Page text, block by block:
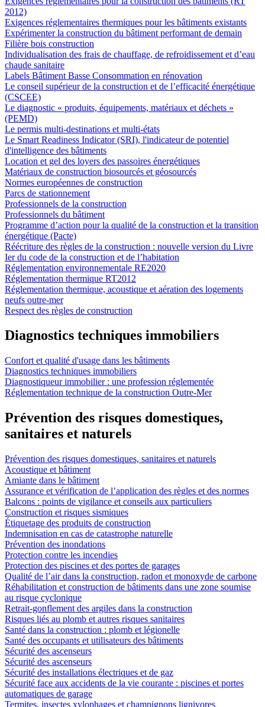
2012)
Exigences réglementaires thermiques pour les bâtiments existants
Expérimenter la construction du bâtiment performant de demain
Filière bois construction
Individualisation des frais de chauffage, de refroidissement et d’eau
chaude sanitaire
Labels Bâtiment Basse Consommation en rénovation
Le conseil supérieur de la construction et de l’efficacité énergétique
(CSCEE)
Le diagnostic « produits, équipements, matériaux et déchets »
(PEMD)
Le permis multi-destinations et multi-états
Le Smart Readiness Indicator (SRI), l'indicateur de potentiel
d'intelligence des bâtiments
Location et gel des loyers des passoires énergétiques
Matériaux de construction biosourcés et géosourcés
Normes européennes de construction
Parcs de stationnement
Professionnels de la construction
Professionnels du bâtiment
Programme d’action pour la qualité de la construction et la transition
énergétique (Pacte)
Réécriture des règles de la construction : nouvelle version du Livre
Ier du code de la construction et de l’habitation
Réglementation environnementale RE2020
Réglementation thermique RT2012
Réglementation thermique, acoustique et aération des logements
neufs outre-mer
Respect des règles de construction
Diagnostics techniques immobiliers
Confort et qualité d'usage dans les bâtiments
Diagnostics techniques immobiliers
Diagnostiqueur immobilier : une profession réglementée
Réglementation technique de la construction Outre-Mer
Prévention des risques domestiques,
sanitaires et naturels
Prévention des risques domestiques, sanitaires et naturels
Acoustique et bâtiment
Amiante dans le bâtiment
Assurance et vérification de l’application des règles et des normes
Balcons : points de vigilance et conseils aux particuliers
Construction et risques sismiques
Étiquetage des produits de construction
Indemnisation en cas de catastrophe naturelle
Prévention des inondations
Protection contre les incendies
Protection des piscines et des portes de garages
Qualité de l’air dans la construction, radon et monoxyde de carbone
Réhabilitation et construction de bâtiments dans une zone soumise
au risque cyclonique
Retrait-gonflement des argiles dans la construction
Risques liés au plomb et autres risques sanitaires
Santé dans la construction : plomb et légionelle
Santé des occupants et utilisateurs des bâtiments
Sécurité des ascenseurs
Sécurité des ascenseurs
Sécurité des installations électriques et de gaz
Sécurité face aux accidents de la vie courante : piscines et portes
automatiques de garage
Termites, insectes xylophages et champignons lignivores